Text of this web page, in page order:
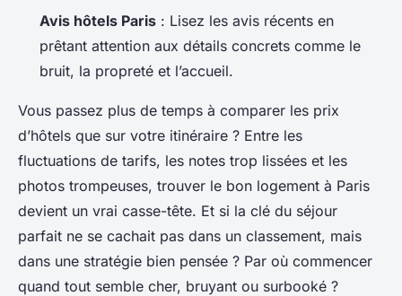
Avis hôtels Paris : Lisez les avis récents en
prêtant attention aux détails concrets comme le
bruit, la propreté et l’accueil.
Vous passez plus de temps à comparer les prix
d’hôtels que sur votre itinéraire ? Entre les
fluctuations de tarifs, les notes trop lissées et les
photos trompeuses, trouver le bon logement à Paris
devient un vrai casse-tête. Et si la clé du séjour
parfait ne se cachait pas dans un classement, mais
dans une stratégie bien pensée ? Par où commencer
quand tout semble cher, bruyant ou surbooké ?